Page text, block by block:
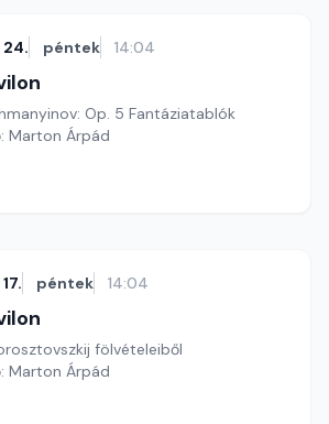
péntek 14:04
Op. 5 Fantáziatablók
Marton Árpád
péntek 14:04
fölvételeiből
Marton Árpád